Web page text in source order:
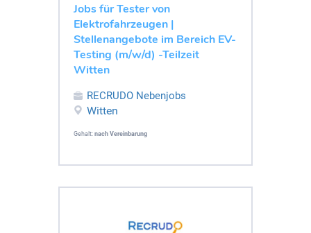
Jobs für Tester von
Elektrofahrzeugen |
Stellenangebote im Bereich EV-
Testing (m/w/d) -Teilzeit
Witten
RECRUDO Nebenjobs
Witten
Gehalt: nach Vereinbarung